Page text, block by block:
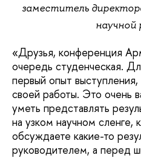
заместитель
научной
«Друзья, конференция
очередь студенческая.
первый опыт
своей работы. Это очень
уметь представлять
на узком научном сленге,
обсуждаете какие-то
руководителем, а перед